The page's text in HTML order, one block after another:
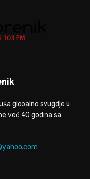
globalno svugdje u
već 40 godina sa